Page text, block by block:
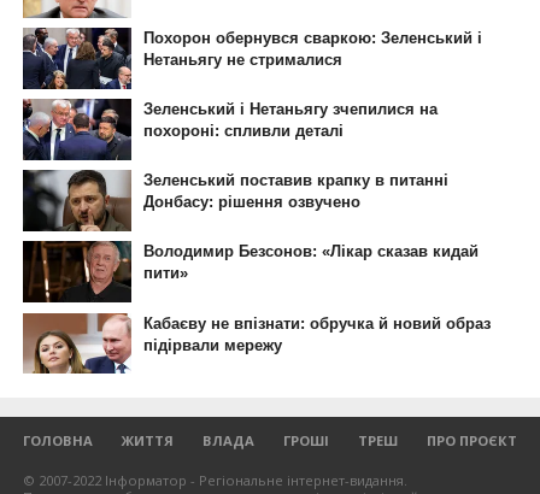
ГОЛОВНА ЖИТТЯ ВЛАДА ГРОШІ ТРЕШ ПРО ПРОЄКТ
© 2007-2022 Інформатор - Регіональне інтернет-видання.